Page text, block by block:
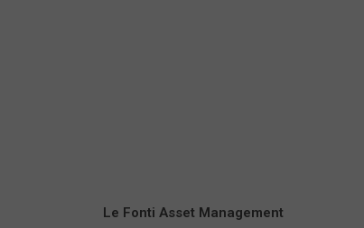
Le Fonti Asset Management